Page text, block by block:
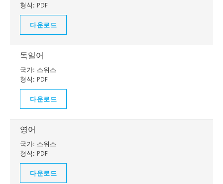
형식: PDF
다운로드
독일어
국가: 스위스
형식: PDF
다운로드
영어
국가: 스위스
형식: PDF
다운로드